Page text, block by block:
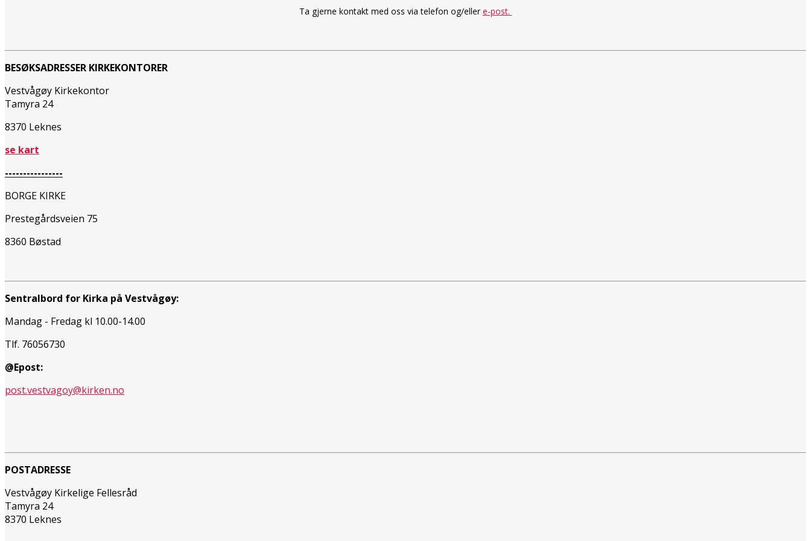
Ta gjerne kontakt med oss via telefon og/ellere-post.
BESØKSADRESSER KIRKEKONTORER
Vestvågøy Kirkekontor
Tamyra 24
8370 Leknes
se kart
----------------
BORGE KIRKE
Prestegårdsveien 75
8360 Bøstad
Sentralbord for Kirka på Vestvågøy:
Mandag - Fredag kl 10.00-14.00
Tlf. 76056730
@Epost:
post.vestvagoy@kirken.no
POSTADRESSE
Vestvågøy Kirkelige Fellesråd
Tamyra 24
8370 Leknes